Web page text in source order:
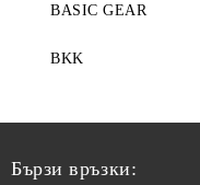
BASIC GEAR
BKK
Бързи връзки: